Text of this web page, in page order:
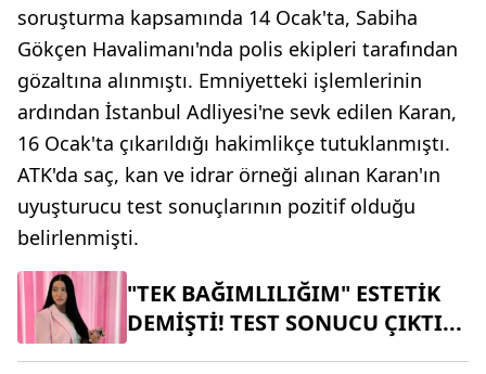
soruşturma kapsamında 14 Ocak'ta, Sabiha
Gökçen Havalimanı'nda polis ekipleri tarafından
gözaltına alınmıştı. Emniyetteki işlemlerinin
ardından İstanbul Adliyesi'ne sevk edilen Karan,
16 Ocak'ta çıkarıldığı hakimlikçe tutuklanmıştı.
ATK'da saç, kan ve idrar örneği alınan Karan'ın
uyuşturucu test sonuçlarının pozitif olduğu
belirlenmişti.
"TEK BAĞIMLILIĞIM" ESTETİK
DEMİŞTİ! TEST SONUCU ÇIKTI...